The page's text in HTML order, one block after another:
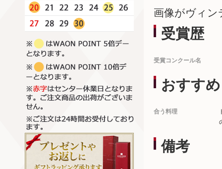
画像がヴィン
受賞歴
受賞コンクール名
おすすめ
合う料理
備考